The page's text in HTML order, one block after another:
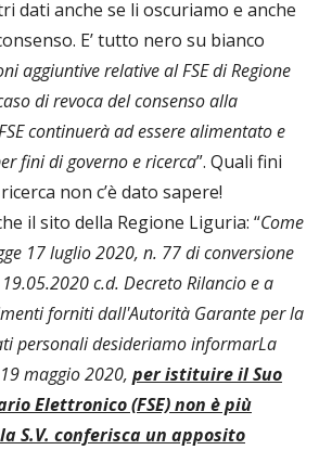
dati anche se li oscuriamo e anche
E’ tutto nero su bianco
aggiuntive relative al FSE di Regione
di revoca del consenso alla
continuerà ad essere alimentato e
fini di governo e ricerca”. Quali fini
non c’è dato sapere!
il sito della Regione Liguria: “Come
17 luglio 2020, n. 77 di conversione
c.d. Decreto Rilancio e a
forniti dall'Autorità Garante per la
personali desideriamo informarLa
maggio 2020, per istituire il Suo
Elettronico (FSE) non è più
S.V. conferisca un apposito